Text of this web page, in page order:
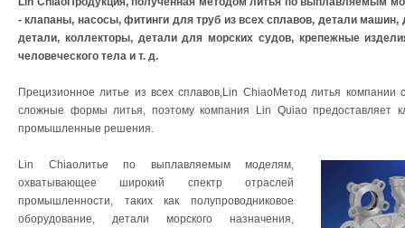
- клапаны, насосы, фитинги для труб из всех сплавов, детали
детали, коллекторы, детали для морских судов, крепежные
человеческого тела и т. д.
Прецизионное литье из всех сплавов,Lin ChiaoМетод литья компании
сложные формы литья, поэтому компания Lin Quiao предоставляет
промышленные решения.
Lin Chiaoлитье по выплавляемым моделям,
охватывающее широкий спектр отраслей
промышленности, таких как полупроводниковое
оборудование, детали морского назначения,